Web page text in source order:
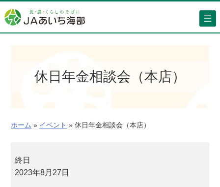
容
を
休日年金相談会（本店）
ホーム » イベント » 休日年金相談会（本店）
日
年
終日
2023年8月27日